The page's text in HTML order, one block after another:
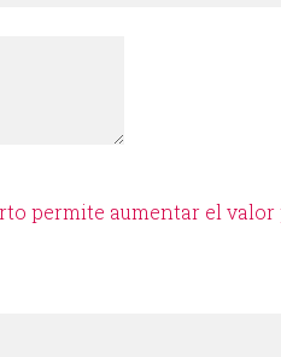
permite aumentar el